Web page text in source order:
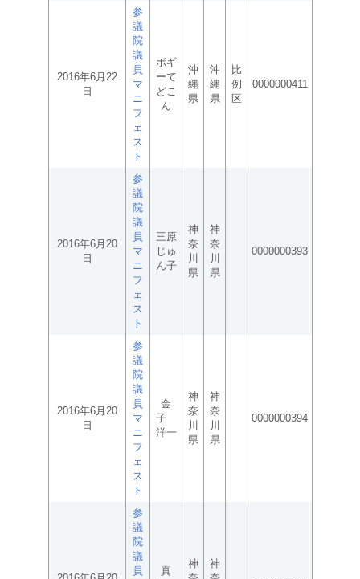
2016年6月22
日
参
議
院
議
員
マ
ニ
フ
ェ
ス
ト
ボギ
ーて
どこ
ん
沖
縄
県
沖
縄
県
比
例
区
0000000411
2016年6月20
日
参
議
院
議
員
マ
ニ
フ
ェ
ス
ト
三原
じゅ
ん子
神
奈
川
県
神
奈
川
県
0000000393
2016年6月20
日
参
議
院
議
員
マ
ニ
フ
ェ
ス
ト
金
子
洋一
神
奈
川
県
神
奈
川
県
0000000394
参
議
院
議
員
真
神
神